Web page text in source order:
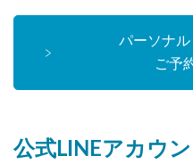
パーソナ
ご予
公式LINEアカウ